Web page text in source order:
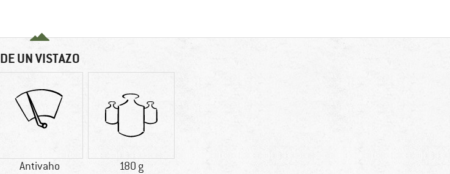
DE UN VISTAZO
Antivaho 180 g